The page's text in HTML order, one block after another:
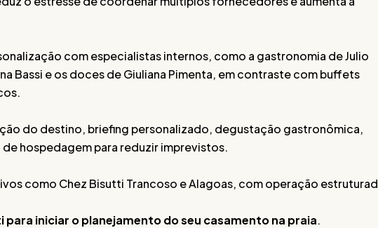
com especialistas internos, como a gastronomia de Julio
Bassi e os doces de Giuliana Pimenta, em contraste com buffets
do destino, briefing personalizado, degustação gastronômica,
hospedagem para reduzir imprevistos.
como Chez Bisutti Trancoso e Alagoas, com operação
iniciar o planejamento do seu casamento na praia.